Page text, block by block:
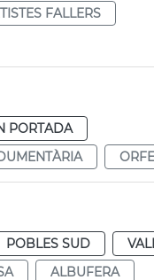
FALLERS
PORTADA
POBLES SUD
ALBUFERA